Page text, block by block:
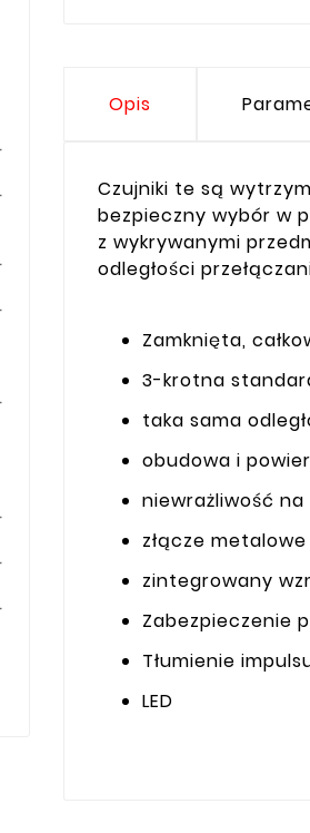
Opis
Czujniki te są
bezpieczny wybór w
z wykrywanymi
odległości
Zamknięta,
3-krotna
taka sama
obudowa i
niewrażliwość na
złącze metalowe
zintegrowany
Zabezpieczenie
Tłumienie
LED